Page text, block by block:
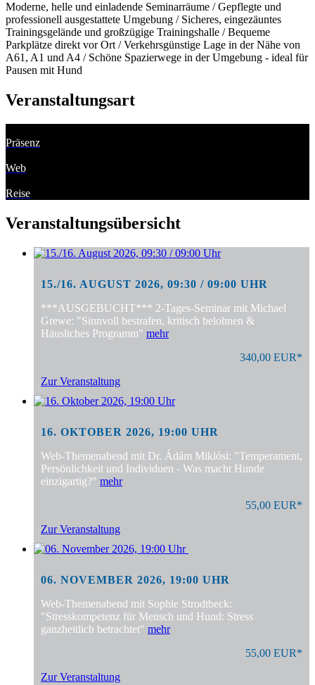
Moderne, helle und einladende Seminarräume / Gepflegte und
professionell ausgestattete Umgebung / Sicheres, eingezäuntes
Trainingsgelände und großzügige Trainingshalle / Bequeme
Parkplätze direkt vor Ort / Verkehrsgünstige Lage in der Nähe von
A61, A1 und A4 / Schöne Spazierwege in der Umgebung - ideal für
Pausen mit Hund
Veranstaltungsart
Präsenz
Web
Reise
Veranstaltungsübersicht
15./16. AUGUST 2026, 09:30 / 09:00 UHR
***AUSGEBUCHT*** 2-Tages-Seminar mit Michael
Grewe: "Sinnvoll bestrafen, kritisch belohnen &
Häusliches Programm" mehr
340,00 EUR*
Zur Veranstaltung
16. OKTOBER 2026, 19:00 UHR
Web-Themenabend mit Dr. Ádám Miklósi: "Temperament,
Persönlichkeit und Individuen - Was macht Hunde
einzigartig?" mehr
55,00 EUR*
Zur Veranstaltung
06. NOVEMBER 2026, 19:00 UHR
Web-Themenabend mit Sophie Strodtbeck:
"Stresskompetenz für Mensch und Hund: Stress
ganzheitlich betrachtet" mehr
55,00 EUR*
Zur Veranstaltung